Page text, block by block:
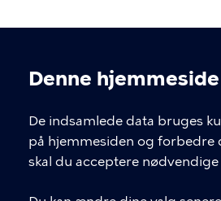
Denne
De indsamlede data bruges
på hjemmesiden og forbedre
skal du acceptere nødvendige
Kontakt
T